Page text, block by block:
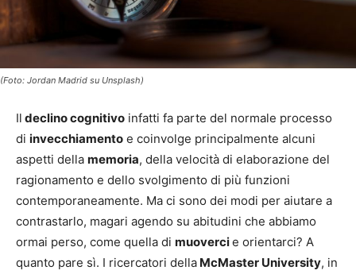
(Foto: Jordan Madrid su Unsplash)
Il declino cognitivo infatti fa parte del normale processo
di invecchiamento e coinvolge principalmente alcuni
aspetti della memoria, della velocità di elaborazione del
ragionamento e dello svolgimento di più funzioni
contemporaneamente. Ma ci sono dei modi per aiutare a
contrastarlo, magari agendo su abitudini che abbiamo
ormai perso, come quella di muovercie orientarci? A
quanto pare sì. I ricercatori della McMaster University, in